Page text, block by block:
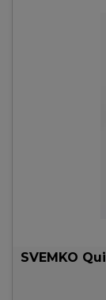
SVEMKO